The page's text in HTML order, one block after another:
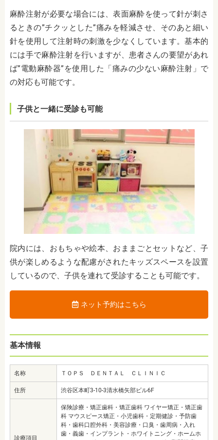
麻酔注射が必要な場合には、表面麻酔を使って針が刺さ
るときの”チクッとした”痛みを軽減させ、そのあと細い
針を使用して注射時の刺激を少なくしています。基本的
には手で麻酔注射を行いますが、患者さんの要望があれ
ば”電動麻酔器”を使用した「 痛みの少ない麻酔注射 」で
の対応も可能です。
子供と一緒に受診も可能
院内には、おもちゃや絵本、おままごとセットなど、子
供が楽しめるような配慮がされたキッズスペースを設置
しているので、子供を連れて受診することも可能です。
ネット予約はこちら
基本情報
名称 ＴＯＰＳ ＤＥＮＴＡＬ ＣＬＩＮＩＣ
住所 渋谷区本町3-10-3清水橋矢部ビル6F
診療項目
保険診療・矯正歯科・矯正歯科 ワイヤー矯正・矯正歯
科 マウスピース矯正・小児歯科・定期健診・予防歯
科・歯科口腔外科・美容診療・口臭・歯周病・入れ
歯・義歯・インプラント・ホワイトニング・ホームホ